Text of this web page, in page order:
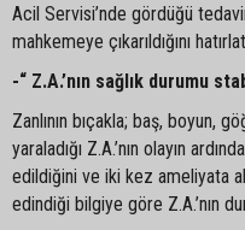
Acil Servisi’nde gördüğü
mahkemeye çıkarıldığını
-“ Z.A.’nın sağlık durumu
Zanlının bıçakla; baş, boyun,
yaraladığı Z.A.’nın olayın
edildiğini ve iki kez ameliyata
edindiği bilgiye göre Z.A.’nın